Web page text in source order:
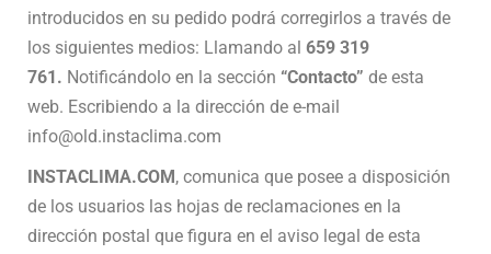
introducidos en su pedido podrá corregirlos a través de
los siguientes medios: Llamando al 659 319
761. Notificándolo en la sección “Contacto” de esta
web. Escribiendo a la dirección de e-mail
info@old.instaclima.com
INSTACLIMA.COM, comunica que posee a disposición
de los usuarios las hojas de reclamaciones en la
dirección postal que figura en el aviso legal de esta